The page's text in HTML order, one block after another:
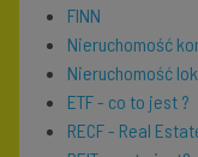
FINN
Nieruchomość
Nieruchomość
ETF - co to jest ?
RECF - Real